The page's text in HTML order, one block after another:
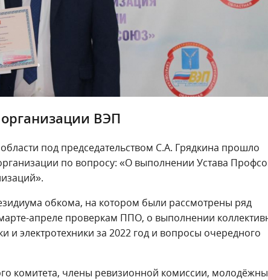
ВЭП
под председательством С.А. Грядкина прошло
по вопросу: «О выполнении Устава
обкома, на котором были рассмотрены ряд
апреле проверкам ППО, о выполнении
и электротехники за 2022 год и вопросы очередного
комитета, члены ревизионной комиссии,